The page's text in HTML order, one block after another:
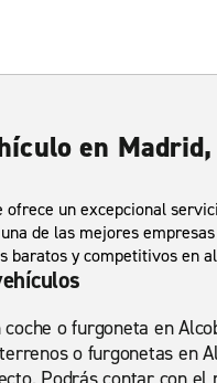
en Madrid,
ofrece un excepcional
de las mejores
baratos y competitivos en
o furgoneta en
o furgonetas en